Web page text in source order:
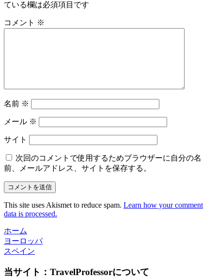
ている欄は必須項目です
コメント ※
名前 ※
メール ※
サイト
次回のコメントで使用するためブラウザーに自分の名
前、メールアドレス、サイトを保存する。
This site uses Akismet to reduce spam. Learn how your comment
data is processed.
ホーム
ヨーロッパ
スペイン
当サイト：TravelProfessorについて